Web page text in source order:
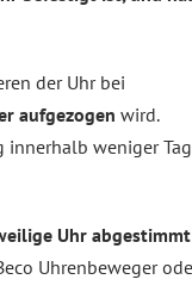
der Uhr bei
aufgezogen wird.
weniger
Uhr abgestimmt
Uhrenbeweger